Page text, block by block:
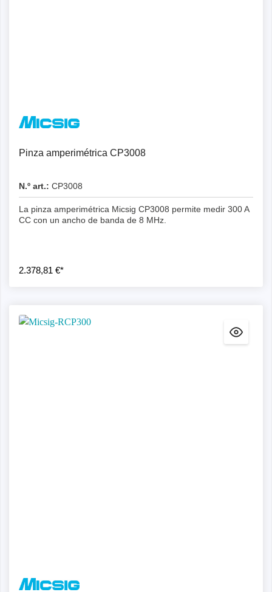
Pinza amperimétrica CP3008
N.º art.: CP3008
La pinza amperimétrica Micsig CP3008 permite medir 300 A
CC con un ancho de banda de 8 MHz.
2.378,81 €*